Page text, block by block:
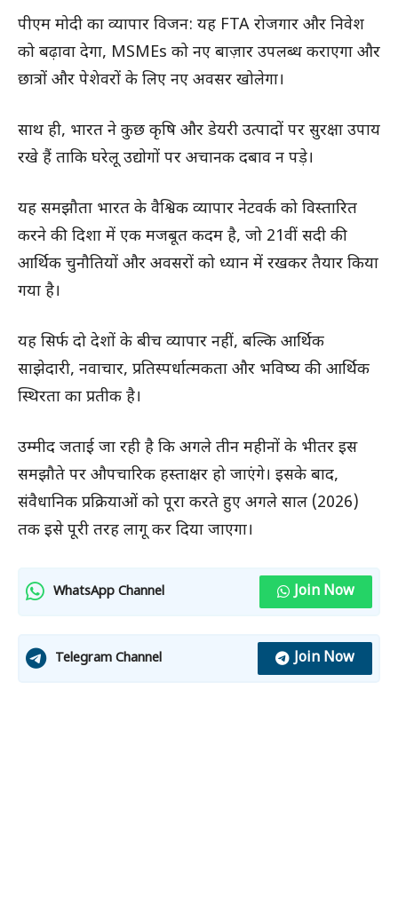
पीएम मोदी का व्यापार विजन: यह FTA रोजगार और निवेश
को बढ़ावा देगा, MSMEs को नए बाज़ार उपलब्ध कराएगा और
छात्रों और पेशेवरों के लिए नए अवसर खोलेगा।
साथ ही, भारत ने कुछ कृषि और डेयरी उत्पादों पर सुरक्षा उपाय
रखे हैं ताकि घरेलू उद्योगों पर अचानक दबाव न पड़े।
यह समझौता भारत के वैश्विक व्यापार नेटवर्क को विस्तारित
करने की दिशा में एक मजबूत कदम है, जो 21वीं सदी की
आर्थिक चुनौतियों और अवसरों को ध्यान में रखकर तैयार किया
गया है।
यह सिर्फ दो देशों के बीच व्यापार नहीं, बल्कि आर्थिक
साझेदारी, नवाचार, प्रतिस्पर्धात्मकता और भविष्य की आर्थिक
स्थिरता का प्रतीक है।
उम्मीद जताई जा रही है कि अगले तीन महीनों के भीतर इस
समझौते पर औपचारिक हस्ताक्षर हो जाएंगे। इसके बाद,
संवैधानिक प्रक्रियाओं को पूरा करते हुए अगले साल (2026)
तक इसे पूरी तरह लागू कर दिया जाएगा।
WhatsApp Channel Join Now
Telegram Channel Join Now